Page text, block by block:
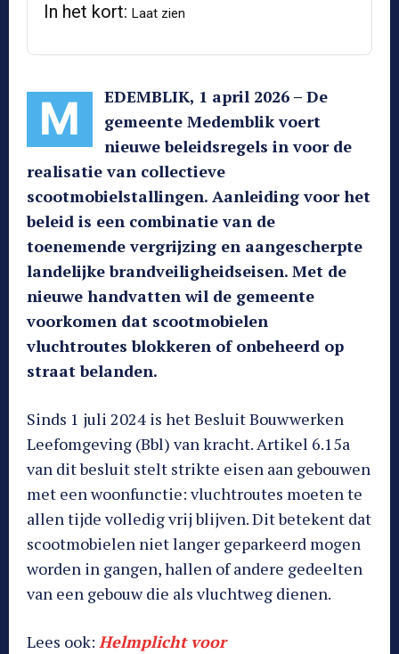
In het kort: Laat zien
M
EDEMBLIK, 1 april 2026 – De
gemeente Medemblik voert
nieuwe beleidsregels in voor de
realisatie van collectieve
scootmobielstallingen. Aanleiding voor het
beleid is een combinatie van de
toenemende vergrijzing en aangescherpte
landelijke brandveiligheidseisen. Met de
nieuwe handvatten wil de gemeente
voorkomen dat scootmobielen
vluchtroutes blokkeren of onbeheerd op
straat belanden.
Sinds 1 juli 2024 is het Besluit Bouwwerken
Leefomgeving (Bbl) van kracht. Artikel 6.15a
van dit besluit stelt strikte eisen aan gebouwen
met een woonfunctie: vluchtroutes moeten te
allen tijde volledig vrij blijven. Dit betekent dat
scootmobielen niet langer geparkeerd mogen
worden in gangen, hallen of andere gedeelten
van een gebouw die als vluchtweg dienen.
Lees ook: Helmplicht voor